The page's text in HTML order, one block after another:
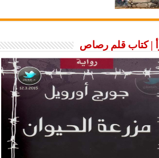
| كتاب قلم رصاص